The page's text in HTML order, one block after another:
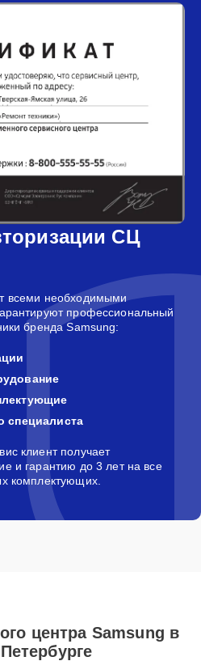
СЦ
всеми необходимыми
профессиональный
бренда Samsung:
специалиста
клиент получает
и гарантию до 3 лет на все
комплектующих.
центра Samsung в